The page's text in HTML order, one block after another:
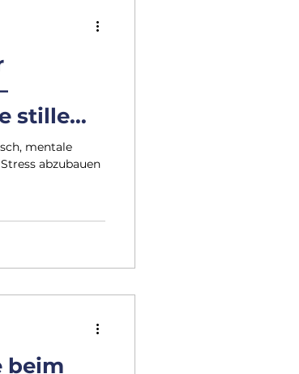
stille
mentale
abzubauen
beim